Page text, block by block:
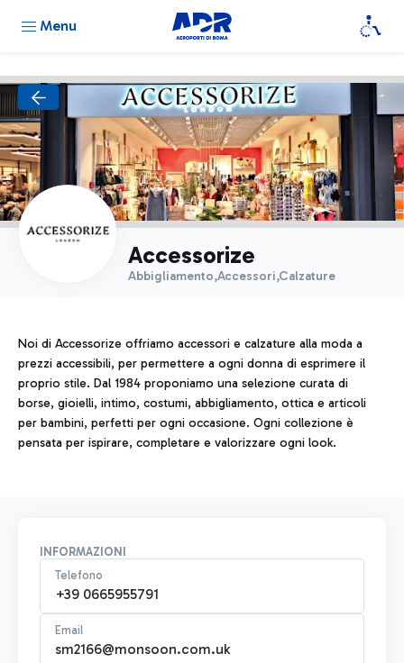
Menu
Accessorize
Abbigliamento,Accessori,Calzature
Noi di Accessorize offriamo accessori e calzature alla moda a
prezzi accessibili, per permettere a ogni donna di esprimere il
proprio stile. Dal 1984 proponiamo una selezione curata di
borse, gioielli, intimo, costumi, abbigliamento, ottica e articoli
per bambini, perfetti per ogni occasione. Ogni collezione è
pensata per ispirare, completare e valorizzare ogni look.
INFORMAZIONI
Telefono
+39 0665955791
Email
sm2166@monsoon.com.uk